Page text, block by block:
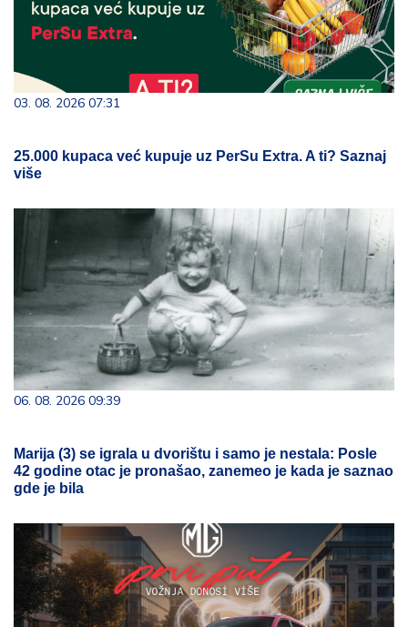
03. 08. 2026 07:31
25.000 kupaca već kupuje uz PerSu Extra. A ti? Saznaj
više
06. 08. 2026 09:39
Marija (3) se igrala u dvorištu i samo je nestala: Posle
42 godine otac je pronašao, zanemeo je kada je saznao
gde je bila